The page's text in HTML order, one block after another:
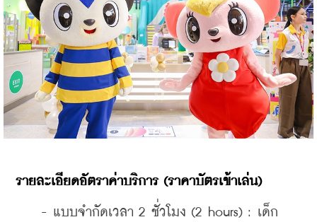
รายละเอียดอัตราค่าบริการ (ราคาบัตรเข้าเล่น)
- แบบจำกัดเวลา 2 ชั่วโมง (2 hours) : เด็ก